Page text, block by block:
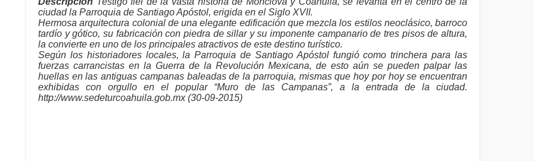
ciudad la Parroquia de Santiago Apóstol, erigida en el Siglo XVII.
Hermosa arquitectura colonial de una elegante edificación que mezcla los estilos neoclásico, barroco
tardío y gótico, su fabricación con piedra de sillar y su imponente campanario de tres pisos de altura,
la convierte en uno de los principales atractivos de este destino turístico.
Según los historiadores locales, la Parroquia de Santiago Apóstol fungió como trinchera para las
fuerzas carrancistas en la Guerra de la Revolución Mexicana, de esto aún se pueden palpar las
huellas en las antiguas campanas baleadas de la parroquia, mismas que hoy por hoy se encuentran
exhibidas con orgullo en el popular “Muro de las Campanas”, a la entrada de la ciudad.
http://www.sedeturcoahuila.gob.mx (30-09-2015)